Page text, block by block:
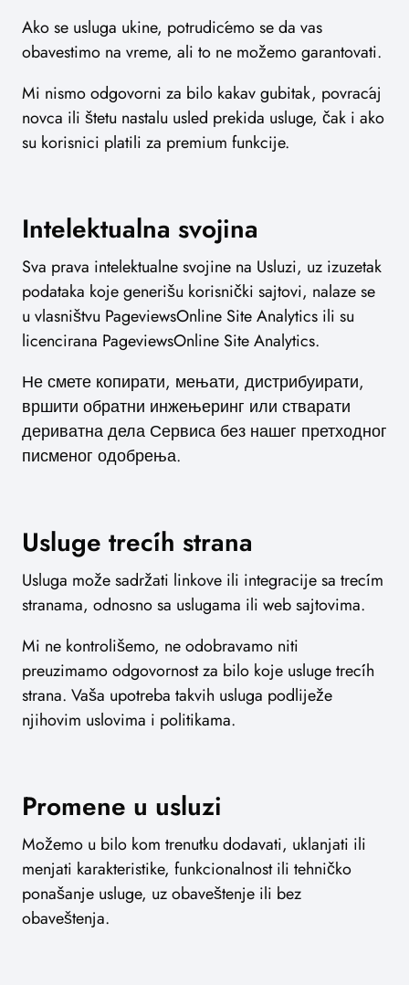
Ako se usluga ukine, potrudićemo se da vas
obavestimo na vreme, ali to ne možemo garantovati.
Mi nismo odgovorni za bilo kakav gubitak, povraćaj
novca ili štetu nastalu usled prekida usluge, čak i ako
su korisnici platili za premium funkcije.
Intelektualna svojina
Sva prava intelektualne svojine na Usluzi, uz izuzetak
podataka koje generišu korisnički sajtovi, nalaze se
u vlasništvu PageviewsOnline Site Analytics ili su
licencirana PageviewsOnline Site Analytics.
Не смете копирати, мењати, дистрибуирати,
вршити обратни инжењеринг или стварати
дериватна дела Сервиса без нашег претходног
писменог одобрења.
Usluge trećih strana
Usluga može sadržati linkove ili integracije sa trećim
stranama, odnosno sa uslugama ili web sajtovima.
Mi ne kontrolišemo, ne odobravamo niti
preuzimamo odgovornost za bilo koje usluge trećih
strana. Vaša upotreba takvih usluga podliježe
njihovim uslovima i politikama.
Promene u usluzi
Možemo u bilo kom trenutku dodavati, uklanjati ili
menjati karakteristike, funkcionalnost ili tehničko
ponašanje usluge, uz obaveštenje ili bez
obaveštenja.